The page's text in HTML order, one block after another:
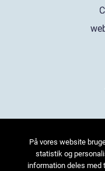
På vores website
statistik og
information deles med